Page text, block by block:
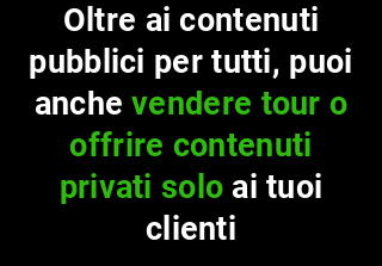
Oltre ai contenuti
pubblici per tutti, puoi
anche vendere tour o
offrire contenuti
privati solo ai tuoi
clienti